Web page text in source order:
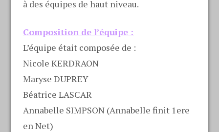
à des équipes de haut niveau.
Composition de l’équipe :
L’équipe était composée de :
Nicole KERDRAON
Maryse DUPREY
Béatrice LASCAR
Annabelle SIMPSON (Annabelle finit 1ere
en Net)